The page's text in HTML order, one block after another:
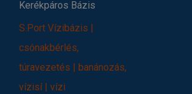
Kerékpáros Bázis
S.Port Vízibázis |
csónakbérlés,
túravezetés | banánozás,
vízisí | vízi